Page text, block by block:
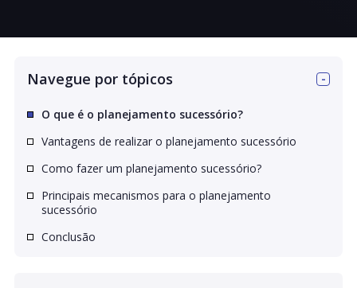
Navegue por tópicos
O que é o planejamento sucessório?
Vantagens de realizar o planejamento sucessório
Como fazer um planejamento sucessório?
Principais mecanismos para o planejamento
sucessório
Conclusão